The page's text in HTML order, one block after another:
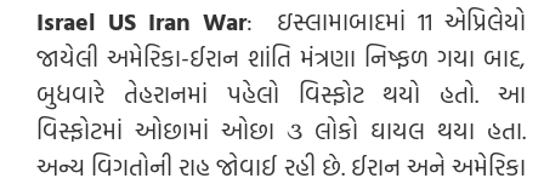
Israel US Iran War: ઇસ્લામાબાદમાં 11 એપ્રિલેયો
જાયેલી અમેરિકા-ઈરાન શાંતિ મંત્રણા નિષ્ફળ ગયા બાદ,
બુધવારે તેહરાનમાં પહેલો વિસ્ફોટ થયો હતો. આ
વિસ્ફોટમાં ઓછામાં ઓછા ૩ લોકો ઘાયલ થયા હતા.
અન્ય વિગતોની રાહ જોવાઈ રહી છે. ઈરાન અને અમેરિકા